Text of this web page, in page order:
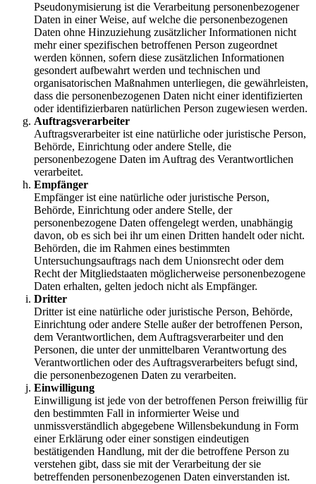
Pseudonymisierung ist die Verarbeitung personenbezogener
Daten in einer Weise, auf welche die personenbezogenen
Daten ohne Hinzuziehung zusätzlicher Informationen nicht
mehr einer spezifischen betroffenen Person zugeordnet
werden können, sofern diese zusätzlichen Informationen
gesondert aufbewahrt werden und technischen und
organisatorischen Maßnahmen unterliegen, die gewährleisten,
dass die personenbezogenen Daten nicht einer identifizierten
oder identifizierbaren natürlichen Person zugewiesen werden.
Auftragsverarbeiter
Auftragsverarbeiter ist eine natürliche oder juristische Person,
Behörde, Einrichtung oder andere Stelle, die
personenbezogene Daten im Auftrag des Verantwortlichen
verarbeitet.
Empfänger
Empfänger ist eine natürliche oder juristische Person,
Behörde, Einrichtung oder andere Stelle, der
personenbezogene Daten offengelegt werden, unabhängig
davon, ob es sich bei ihr um einen Dritten handelt oder nicht.
Behörden, die im Rahmen eines bestimmten
Untersuchungsauftrags nach dem Unionsrecht oder dem
Recht der Mitgliedstaaten möglicherweise personenbezogene
Daten erhalten, gelten jedoch nicht als Empfänger.
Dritter
Dritter ist eine natürliche oder juristische Person, Behörde,
Einrichtung oder andere Stelle außer der betroffenen Person,
dem Verantwortlichen, dem Auftragsverarbeiter und den
Personen, die unter der unmittelbaren Verantwortung des
Verantwortlichen oder des Auftragsverarbeiters befugt sind,
die personenbezogenen Daten zu verarbeiten.
Einwilligung
Einwilligung ist jede von der betroffenen Person freiwillig für
den bestimmten Fall in informierter Weise und
unmissverständlich abgegebene Willensbekundung in Form
einer Erklärung oder einer sonstigen eindeutigen
bestätigenden Handlung, mit der die betroffene Person zu
verstehen gibt, dass sie mit der Verarbeitung der sie
betreffenden personenbezogenen Daten einverstanden ist.